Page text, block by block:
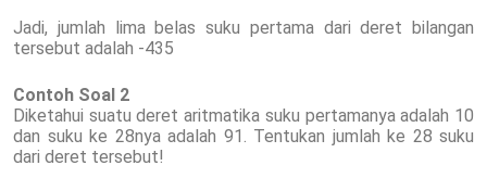
Jadi, jumlah lima belas suku pertama dari deret bilangan
tersebut adalah -435
Contoh Soal 2
Diketahui suatu deret aritmatika suku pertamanya adalah 10
dan suku ke 28nya adalah 91. Tentukan jumlah ke 28 suku
dari deret tersebut!